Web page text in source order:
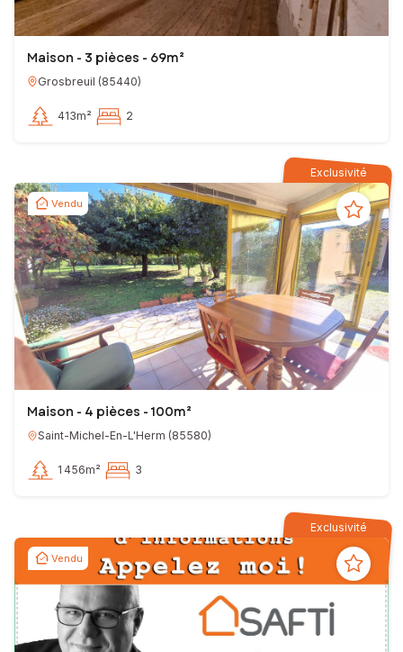
Maison - 3 pièces - 69m²
Grosbreuil (85440)
413m² 2
Exclusivité
Vendu
Maison - 4 pièces - 100m²
Saint-Michel-En-L'Herm (85580)
1 456m² 3
Exclusivité
Vendu